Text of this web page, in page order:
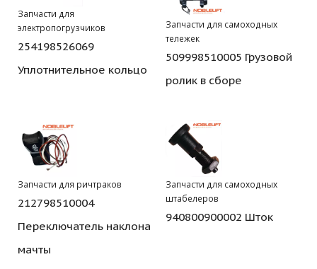
Запчасти для
электропогрузчиков
254198526069
Уплотнительное кольцо
Запчасти для самоходных
тележек
509998510005 Грузовой
ролик в сборе
Запчасти для ричтраков
212798510004
Переключатель наклона
мачты
Запчасти для самоходных
штабелеров
940800900002 Шток